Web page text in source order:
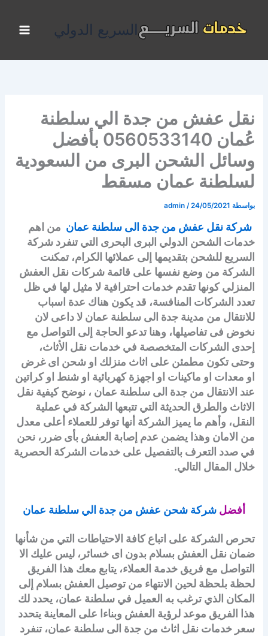
المحتوى
السريع الدولي
نقل عفش من جدة الي سلطنة
عُمان 0560533140 بأفضل
وسائل الشحن البرى من السعودية
لسلطنة عمان مسقط
بواسطة admin /24/05/2021
شركة نقل عفش من جدة الى سلطنة عمان من اهم
خدمات الشحن الدولي البرى البحرى التي تنفرد شركة
السريع للشحن بتقديمها إلى عملائها الكرام، تمكنت
الشركة من وضع نفسها على قائمة شركات نقل العفش
المنزلي كونها تقدم خدمات احترافية لا مثيل لها في ظل
تعدد الشركات المنافسة، قد يكون هناك عدة اسباب
للانتقال من مدينة جدة الى سلطنة عمان لا داعى لان
نخوض فى تفاصيلها، وهنا تدعو الحاجة إلى التواصل مع
إحدى الشركات المتخصصة في خدمات نقل الأثاث،
وحتى تكون مطمئن على اثاث منزلك او شحن اى غرض
او معدات او ماكينات او اجهزة كهربائية او شنط او كراتين
عند الانتقال من جدة الى سلطنة عمان ، نوضح كيفية نقل
الاثاث والطرق الحديثة التي تتبعها الشركة في عملية
النقل، وأهم ما يميز الشركة أنها توفر للعملاء أعلى معدل
من الامان وهذا يضمن عدم إصابة العفش بأى ضرر، نحن
في صدد التعرف بالتفصيل على خدمات الشركة الحصرية
خلال المقال التالي.
أفضل شركة شحن عفش من جدة الي سلطنة عمان
تحرص الشركة على اتباع كافة الاحتياطات التي من شأنها
ضمان نقل العفش بسلام بدون اى خسائر، ليس عليك الا
التواصل مع فريق خدمة العملاء، يتابع معك هذا الفريق
لحظة بلحظة لحين الانتهاء من توصيل العفش بسلام إلى
المكان الذي ترغب به العميل في سلطنة عمان، يحدد لك
هذا الفريق موعد لرؤية العفش وبناءا على المعاينة يتحدد
سعر خدمات نقل اثاث من جدة الى سلطنة عمان، تنفرد